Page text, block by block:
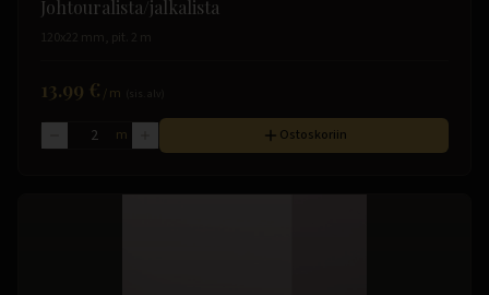
Johtouralista/jalkalista
120x22 mm, pit. 2 m
13.99 € /m
m Ostoskoriin